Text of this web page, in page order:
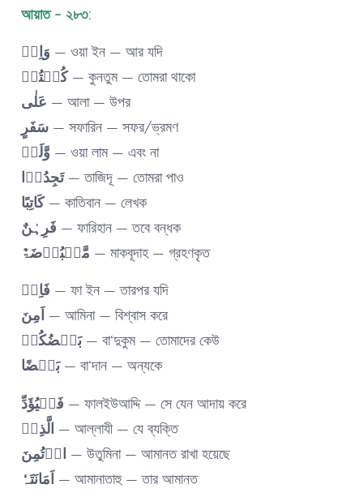
আয়াত – ২৮৩:
وَاِنۡ — ওয়া ইন — আর যদি
کُنۡتُمۡ— কুনতুম — তোমরা থাকো
عَلٰی — আলা — উপর
سَفَرٍ— সফারিন — সফর/ভ্রমণ
وَّلَمۡ — ওয়া লাম — এবং না
تَجِدُوۡا— তাজিদূ — তোমরা পাও
کَاتِبًا— কাতিবান — লেখক
فَرِہٰنٌ — ফারিহান — তবে বন্ধক
مَّقۡبُوۡضَۃٌ — মাকবূদাহ — গ্রহণকৃত
فَاِنۡ — ফা ইন — তারপর যদি
اَمِنَ — আমিনা — বিশ্বাস করে
بَعۡضُکُمۡ— বা‘দুকুম — তোমাদের কেউ
بَعۡضًا— বা‘দান — অন্যকে
فَلۡیُؤَدِّ — ফালইউআদ্দি — সে যেন আদায় করে
الَّذِیۡ — আল্লাযী — যে ব্যক্তি
اؤۡتُمِنَ — উতুমিনা — আমানত রাখা হয়েছে
اَمَانَتَہٗ— আমানাতাহু — তার আমানত